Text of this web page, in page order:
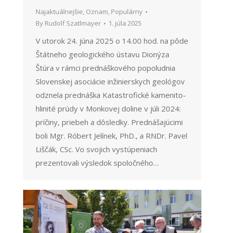
Najaktuálnejšie, Oznam, Populárny
By Rudolf Szatlmayer 1. júla 2025
V utorok 24. júna 2025 o 14.00 hod. na pôde
Štátneho geologického ústavu Dionýza
Štúra v rámci prednáškového popoludnia
Slovenskej asociácie inžinierskych geológov
odznela prednáška Katastrofické kamenito-
hlinité prúdy v Monkovej doline v júli 2024:
príčiny, priebeh a dôsledky. Prednášajúcimi
boli Mgr. Róbert Jelínek, PhD., a RNDr. Pavel
Liščák, CSc. Vo svojich vystúpeniach
prezentovali výsledok spoločného…